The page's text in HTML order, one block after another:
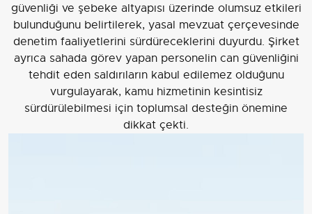
güvenliği ve şebeke altyapısı üzerinde olumsuz etkileri
bulunduğunu belirtilerek, yasal mevzuat çerçevesinde
denetim faaliyetlerini sürdüreceklerini duyurdu. Şirket
ayrıca sahada görev yapan personelin can güvenliğini
tehdit eden saldırıların kabul edilemez olduğunu
vurgulayarak, kamu hizmetinin kesintisiz
sürdürülebilmesi için toplumsal desteğin önemine
dikkat çekti.